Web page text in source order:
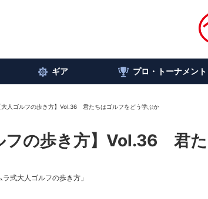
ギア プロ・トーナメント
大人ゴルフの歩き方】Vol.36 君たちはゴルフをどう学ぶか
フの歩き方】Vol.36 君
式大人ゴルフの歩き方」